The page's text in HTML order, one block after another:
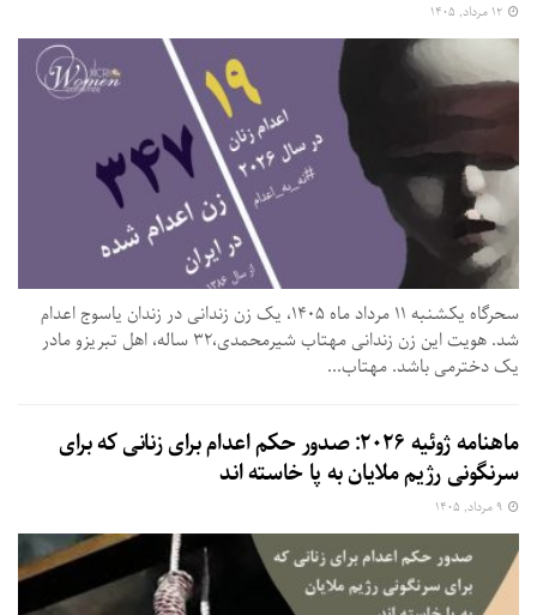
سحرگاه یکشنبه ۱۱ مرداد ماه ۱۴۰۵، یک زن زندانی در زندان یاسوج اعدام
شد. هویت این زن زندانی مهتاب شیرمحمدی،۳۲ ساله، اهل تبریزو مادر
یک دخترمی باشد. مهتاب...
ماهنامه ژوئیه ۲۰۲۶: صدور حکم اعدام برای زنانی که برای
سرنگونی رژیم ملایان به پا خاسته اند